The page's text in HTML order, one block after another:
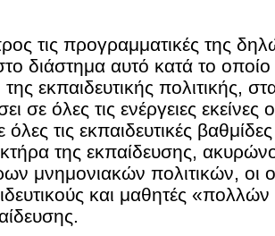
τις προγραμματικές της
διάστημα αυτό κατά το οποίο
εκπαιδευτικής πολιτικής,
σε όλες τις ενέργειες
τις εκπαιδευτικές
της εκπαίδευσης,
μνημονιακών πολιτικών, οι
και μαθητές